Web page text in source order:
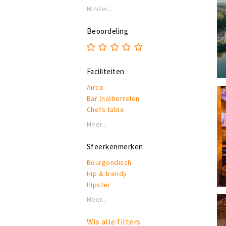
Minder...
Beoordeling
Faciliteiten
Airco
Bar (na)borrelen
Chefs table
Eigen parkeerplaats
Honden toegestaan
Invalidentoilet
Kindvriendelijk
Private dining
Rookruimte
Terras of binnentuin
Meer...
Sfeerkenmerken
Bourgondisch
Hip & trendy
Hipster
Industrieel
Modern
Meer...
Wis alle filters